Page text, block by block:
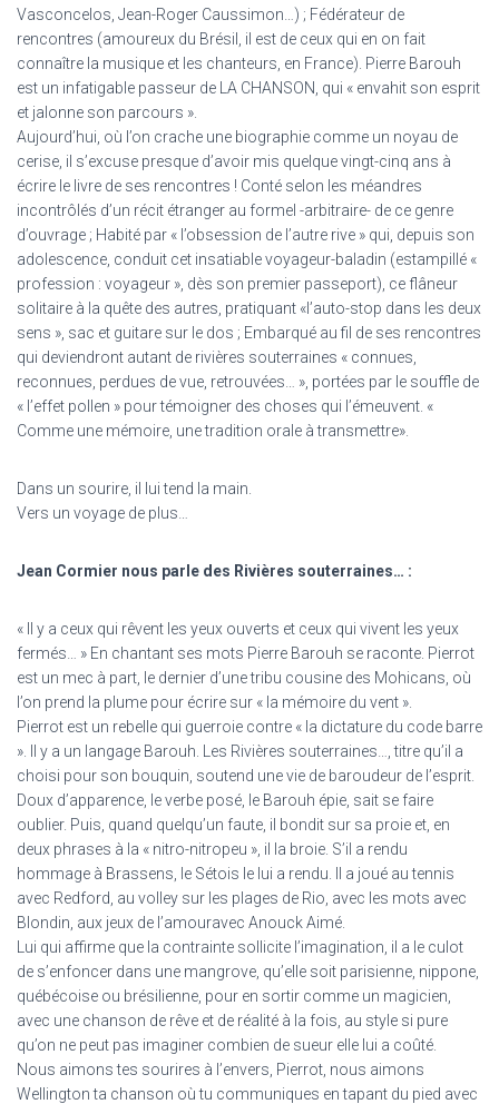
Vasconcelos, Jean-Roger Caussimon…) ; Fédérateur de
rencontres (amoureux du Brésil, il est de ceux qui en on fait
connaître la musique et les chanteurs, en France). Pierre Barouh
est un infatigable passeur de LA CHANSON, qui « envahit son esprit
et jalonne son parcours ».
Aujourd’hui, où l’on crache une biographie comme un noyau de
cerise, il s’excuse presque d’avoir mis quelque vingt-cinq ans à
écrire le livre de ses rencontres ! Conté selon les méandres
incontrôlés d’un récit étranger au formel -arbitraire- de ce genre
d’ouvrage ; Habité par « l’obsession de l’autre rive » qui, depuis son
adolescence, conduit cet insatiable voyageur-baladin (estampillé «
profession : voyageur », dès son premier passeport), ce flâneur
solitaire à la quête des autres, pratiquant «l’auto-stop dans les deux
sens », sac et guitare sur le dos ; Embarqué au fil de ses rencontres
qui deviendront autant de rivières souterraines « connues,
reconnues, perdues de vue, retrouvées… », portées par le souffle de
« l’effet pollen » pour témoigner des choses qui l’émeuvent. «
Comme une mémoire, une tradition orale à transmettre».
Dans un sourire, il lui tend la main.
Vers un voyage de plus…
Jean Cormier nous parle des Rivières souterraines… :
« Il y a ceux qui rêvent les yeux ouverts et ceux qui vivent les yeux
fermés… » En chantant ses mots Pierre Barouh se raconte. Pierrot
est un mec à part, le dernier d’une tribu cousine des Mohicans, où
l’on prend la plume pour écrire sur « la mémoire du vent ».
Pierrot est un rebelle qui guerroie contre « la dictature du code barre
». Il y a un langage Barouh. Les Rivières souterraines…, titre qu’il a
choisi pour son bouquin, soutend une vie de baroudeur de l’esprit.
Doux d’apparence, le verbe posé, le Barouh épie, sait se faire
oublier. Puis, quand quelqu’un faute, il bondit sur sa proie et, en
deux phrases à la « nitro-nitropeu », il la broie. S’il a rendu
hommage à Brassens, le Sétois le lui a rendu. Il a joué au tennis
avec Redford, au volley sur les plages de Rio, avec les mots avec
Blondin, aux jeux de l’amouravec Anouck Aimé.
Lui qui affirme que la contrainte sollicite l’imagination, il a le culot
de s’enfoncer dans une mangrove, qu’elle soit parisienne, nippone,
québécoise ou brésilienne, pour en sortir comme un magicien,
avec une chanson de rêve et de réalité à la fois, au style si pure
qu’on ne peut pas imaginer combien de sueur elle lui a coûté.
Nous aimons tes sourires à l’envers, Pierrot, nous aimons
Wellington ta chanson où tu communiques en tapant du pied avec